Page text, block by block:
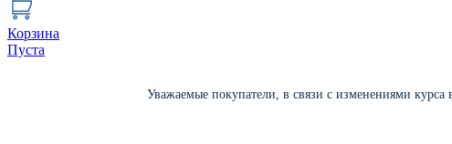
Корзина
Пуста
Уважаемые покупатели, в связи с изменениями курса